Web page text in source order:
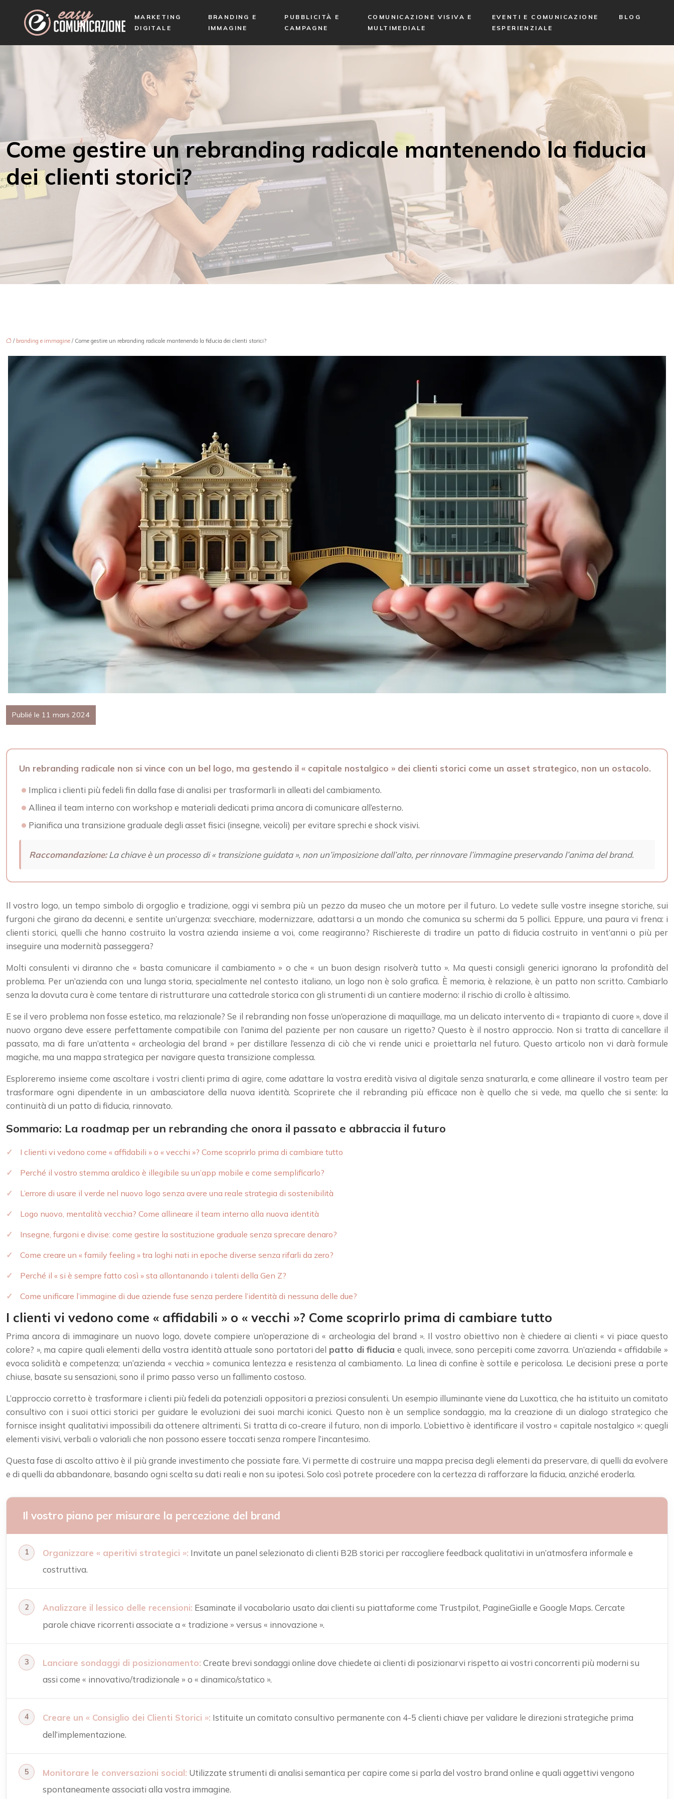
MARKETING
DIGITALE
BRANDING E
IMMAGINE
PUBBLICITÀ E
CAMPAGNE
COMUNICAZIONE VISIVA E
MULTIMEDIALE
EVENTI E COMUNICAZIONE
ESPERIENZIALE
BLOG
Come gestire un rebranding radicale mantenendo la fiducia
dei clienti storici?
/ branding e immagine / Come gestire un rebranding radicale mantenendo la fiducia dei clienti storici?
Publié le 11 mars 2024
Un rebranding radicale non si vince con un bel logo, ma gestendo il « capitale nostalgico » dei clienti storici come un asset strategico, non un ostacolo.
Implica i clienti più fedeli fin dalla fase di analisi per trasformarli in alleati del cambiamento.
Allinea il team interno con workshop e materiali dedicati prima ancora di comunicare all’esterno.
Pianifica una transizione graduale degli asset fisici (insegne, veicoli) per evitare sprechi e shock visivi.
Raccomandazione:La chiave è un processo di « transizione guidata », non un’imposizione dall’alto, per rinnovare l’immagine preservando l’anima del brand.
Il vostro logo, un tempo simbolo di orgoglio e tradizione, oggi vi sembra più un pezzo da museo che un motore per il futuro. Lo vedete sulle vostre insegne storiche, sui
furgoni che girano da decenni, e sentite un’urgenza: svecchiare, modernizzare, adattarsi a un mondo che comunica su schermi da 5 pollici. Eppure, una paura vi frena: i
clienti storici, quelli che hanno costruito la vostra azienda insieme a voi, come reagiranno? Rischiereste di tradire un patto di fiducia costruito in vent’anni o più per
inseguire una modernità passeggera?
Molti consulenti vi diranno che « basta comunicare il cambiamento » o che « un buon design risolverà tutto ». Ma questi consigli generici ignorano la profondità del
problema. Per un’azienda con una lunga storia, specialmente nel contesto italiano, un logo non è solo grafica. È memoria, è relazione, è un patto non scritto. Cambiarlo
senza la dovuta cura è come tentare di ristrutturare una cattedrale storica con gli strumenti di un cantiere moderno: il rischio di crollo è altissimo.
E se il vero problema non fosse estetico, ma relazionale? Se il rebranding non fosse un’operazione di maquillage, ma un delicato intervento di « trapianto di cuore », dove il
nuovo organo deve essere perfettamente compatibile con l’anima del paziente per non causare un rigetto? Questo è il nostro approccio. Non si tratta di cancellare il
passato, ma di fare un’attenta « archeologia del brand » per distillare l’essenza di ciò che vi rende unici e proiettarla nel futuro. Questo articolo non vi darà formule
magiche, ma una mappa strategica per navigare questa transizione complessa.
Esploreremo insieme come ascoltare i vostri clienti prima di agire, come adattare la vostra eredità visiva al digitale senza snaturarla, e come allineare il vostro team per
trasformare ogni dipendente in un ambasciatore della nuova identità. Scoprirete che il rebranding più efficace non è quello che si vede, ma quello che si sente: la
continuità di un patto di fiducia, rinnovato.
Sommario: La roadmap per un rebranding che onora il passato e abbraccia il futuro
I clienti vi vedono come « affidabili » o « vecchi »? Come scoprirlo prima di cambiare tutto
Perché il vostro stemma araldico è illegibile su un’app mobile e come semplificarlo?
L’errore di usare il verde nel nuovo logo senza avere una reale strategia di sostenibilità
Logo nuovo, mentalità vecchia? Come allineare il team interno alla nuova identità
Insegne, furgoni e divise: come gestire la sostituzione graduale senza sprecare denaro?
Come creare un « family feeling » tra loghi nati in epoche diverse senza rifarli da zero?
Perché il « si è sempre fatto così » sta allontanando i talenti della Gen Z?
Come unificare l’immagine di due aziende fuse senza perdere l’identità di nessuna delle due?
I clienti vi vedono come « affidabili » o « vecchi »? Come scoprirlo prima di cambiare tutto
Prima ancora di immaginare un nuovo logo, dovete compiere un’operazione di « archeologia del brand ». Il vostro obiettivo non è chiedere ai clienti « vi piace questo
colore? », ma capire quali elementi della vostra identità attuale sono portatori del patto di fiducia e quali, invece, sono percepiti come zavorra. Un’azienda « affidabile »
evoca solidità e competenza; un’azienda « vecchia » comunica lentezza e resistenza al cambiamento. La linea di confine è sottile e pericolosa. Le decisioni prese a porte
chiuse, basate su sensazioni, sono il primo passo verso un fallimento costoso.
L’approccio corretto è trasformare i clienti più fedeli da potenziali oppositori a preziosi consulenti. Un esempio illuminante viene da Luxottica, che ha istituito un comitato
consultivo con i suoi ottici storici per guidare le evoluzioni dei suoi marchi iconici. Questo non è un semplice sondaggio, ma la creazione di un dialogo strategico che
fornisce insight qualitativi impossibili da ottenere altrimenti. Si tratta di co-creare il futuro, non di imporlo. L’obiettivo è identificare il vostro « capitale nostalgico »: quegli
elementi visivi, verbali o valoriali che non possono essere toccati senza rompere l’incantesimo.
Questa fase di ascolto attivo è il più grande investimento che possiate fare. Vi permette di costruire una mappa precisa degli elementi da preservare, di quelli da evolvere
e di quelli da abbandonare, basando ogni scelta su dati reali e non su ipotesi. Solo così potrete procedere con la certezza di rafforzare la fiducia, anziché eroderla.
Il vostro piano per misurare la percezione del brand
Organizzare « aperitivi strategici »: Invitate un panel selezionato di clienti B2B storici per raccogliere feedback qualitativi in un’atmosfera informale e
costruttiva.
Analizzare il lessico delle recensioni: Esaminate il vocabolario usato dai clienti su piattaforme come Trustpilot, PagineGialle e Google Maps. Cercate
parole chiave ricorrenti associate a « tradizione » versus « innovazione ».
Lanciare sondaggi di posizionamento: Create brevi sondaggi online dove chiedete ai clienti di posizionarvi rispetto ai vostri concorrenti più moderni su
assi come « innovativo/tradizionale » o « dinamico/statico ».
Creare un « Consiglio dei Clienti Storici »: Istituite un comitato consultivo permanente con 4-5 clienti chiave per validare le direzioni strategiche prima
dell’implementazione.
Monitorare le conversazioni social: Utilizzate strumenti di analisi semantica per capire come si parla del vostro brand online e quali aggettivi vengono
spontaneamente associati alla vostra immagine.